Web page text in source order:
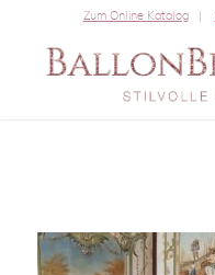
Zum Online Katalog